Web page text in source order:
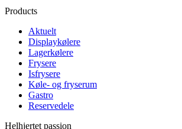
Products
Aktuelt
Displaykølere
Lagerkølere
Frysere
Isfrysere
Køle- og fryserum
Gastro
Reservedele
Helhjertet passion